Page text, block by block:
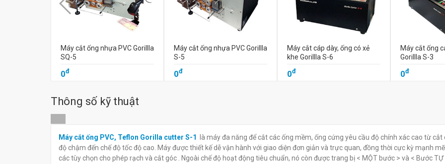
Máy cắt ống nhựa PVC Gorillla
SQ-5
0đ
Máy cắt ống nhựa PVC Gorillla
S-5
0đ
Máy cắt cáp dày, ống có xẻ
khe Gorillla S-6
0đ
Máy cắt ống
Gorillla S-3
0đ
Thông số kỹ thuật
Máy cắt ống PVC, Teflon Gorilla cutter S-1
là máy đa năng để cắt các ống mềm, ống cứng yêu cầu độ chính xác cao từ cắt
độ chậm đến chế độ tốc độ cao. Máy được thiết kế dễ vận hành với giao diện đơn giản và trực quan, đồng thời cực kỳ mạnh
các tùy chọn cho phép rạch và cắt góc . Ngoài chế độ hoạt động tiêu chuẩn, nó còn được trang bị < MỘT bước > và < Bước TỰ